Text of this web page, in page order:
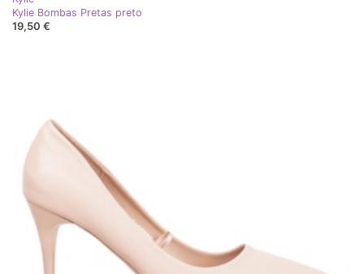
Kylie Bombas Pretas preto
19,50 €